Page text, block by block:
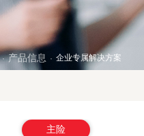
· 产品信息 · 企业专属解决方案
主险